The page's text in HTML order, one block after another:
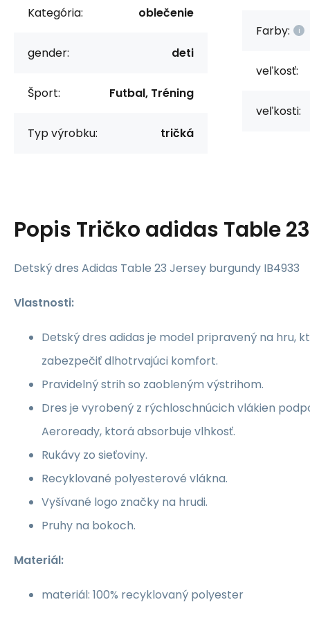
Kategória: oblečenie
gender: deti
Šport: Futbal, Tréning
Typ výrobku: tričká
Farby:
veľkosť:
veľkosti:
Popis Tričko adidas Table
Detský dres Adidas Table 23 Jersey burgundy IB4933
Vlastnosti:
Detský dres adidas je model pripravený na hru,
zabezpečiť dlhotrvajúci komfort.
Pravidelný strih so zaobleným výstrihom.
Dres je vyrobený z rýchloschnúcich vlákien
Aeroready, ktorá absorbuje vlhkosť.
Rukávy zo sieťoviny.
Recyklované polyesterové vlákna.
Vyšívané logo značky na hrudi.
Pruhy na bokoch.
Materiál:
materiál: 100% recyklovaný polyester